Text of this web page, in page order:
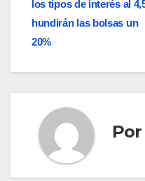
de
entradas
los tipos de interés al
hundirán las bolsas un
20%
Por